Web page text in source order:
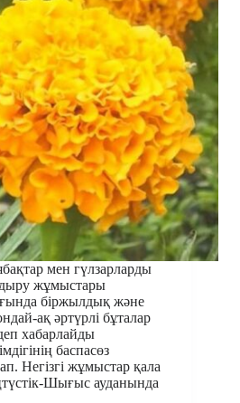
мен гүлзарларды
жұмыстары
біржылдық және
ақ әртүрлі бұталар
хабарлайды
баспасөз
Негізгі жұмыстар қала
Шығыс ауданында